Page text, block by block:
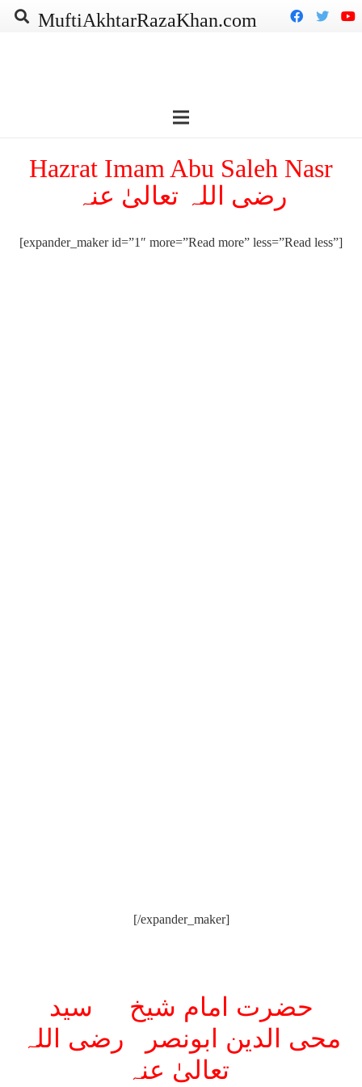
MuftiAkhtarRazaKhan.com
Hazrat Imam Abu Saleh Nasr
رضی اللہ تعالیٰ عنہ
[expander_maker id=”1″ more=”Read more” less=”Read less”]
[/expander_maker]
حضرت امام شیخ سید
محی الدین ابونصر رضی اللہ